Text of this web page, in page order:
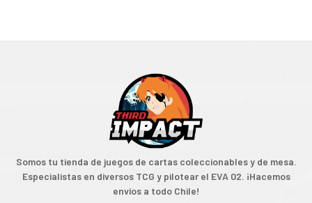
Somos tu tienda de juegos de cartas coleccionables y de mesa.
Especialistas en diversos TCG y pilotear el EVA 02. ¡Hacemos
envíos a todo Chile!